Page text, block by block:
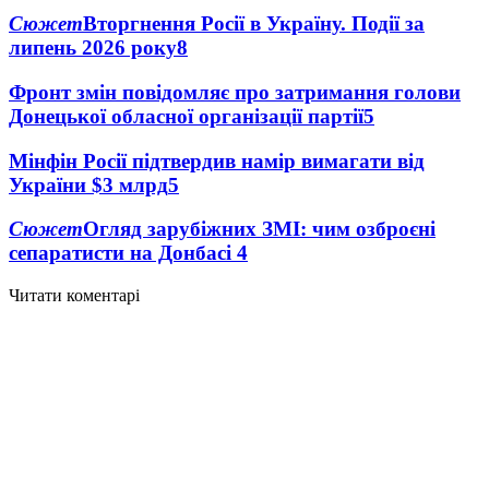
СюжетВторгнення Росії в Україну. Події за
липень 2026 року8
Фронт змін повідомляє про затримання голови
Донецької обласної організації партії5
Мінфін Росії підтвердив намір вимагати від
України $3 млрд5
СюжетОгляд зарубіжних ЗМІ: чим озброєні
сепаратисти на Донбасі 4
Читати коментарі